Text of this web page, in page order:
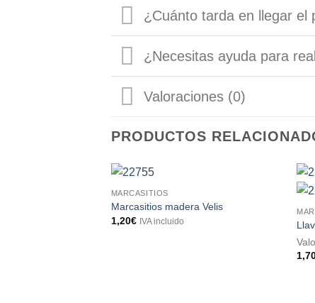
¿Cuánto tarda en llegar el
¿Necesitas ayuda para
Valoraciones (0)
PRODUCTOS
MARCASITIOS
Marcasitios madera Velis
1,20€ IVA incluido